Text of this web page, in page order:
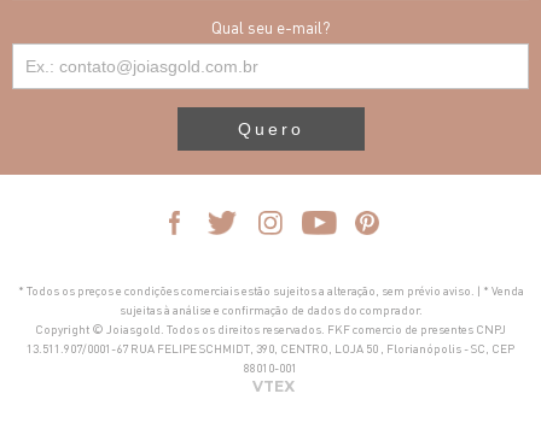
Qual seu e-mail?
Quero
* Todos os preços e condições comerciais estão sujeitos a alteração, sem prévio aviso. | * Venda
sujeitas à análise e confirmação de dados do comprador.
Copyright © Joiasgold. Todos os direitos reservados. FKF comercio de presentes CNPJ
13.511.907/0001-67 RUA FELIPE SCHMIDT, 390, CENTRO, LOJA 50 , Florianópolis - SC, CEP
88010-001
VTEX